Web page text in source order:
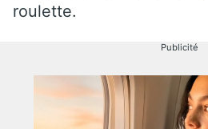
roulette.
Publicité